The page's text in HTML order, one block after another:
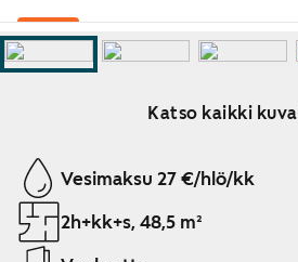
Katso kaikki
Näytetään dia 1 / 13
Vesimaksu 27 €/hlö/kk
2h+kk+s, 48,5 m²